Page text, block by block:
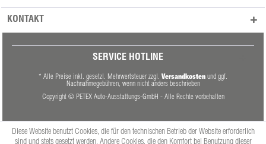
KONTAKT
SERVICE HOTLINE
* Alle Preise inkl. gesetzl. Mehrwertsteuer zzgl. Versandkosten und ggf.
Nachnahmegebühren, wenn nicht anders beschrieben
Copyright © PETEX Auto-Ausstattungs-GmbH - Alle Rechte vorbehalten
Diese Website benutzt Cookies, die für den technischen Betrieb der Website erforderlich
sind und stets gesetzt werden. Andere Cookies, die den Komfort bei Benutzung dieser